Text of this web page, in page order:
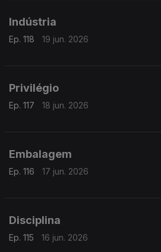
Indústria
Ep. 118 19 jun. 2026
Privilégio
Ep. 117 18 jun. 2026
Embalagem
Ep. 116 17 jun. 2026
Disciplina
Ep. 115 16 jun. 2026